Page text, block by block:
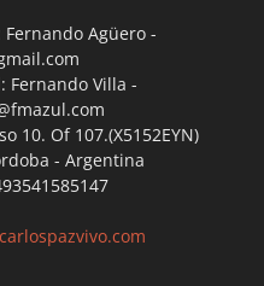
Agüero -
Fernando Villa -
10. Of 107.(X5152EYN)
- Argentina